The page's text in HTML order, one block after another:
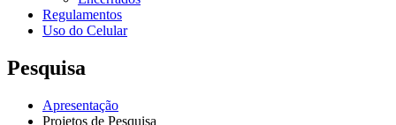
Regulamentos
Uso do Celular
Pesquisa
Apresentação
Projetos de Pesquisa